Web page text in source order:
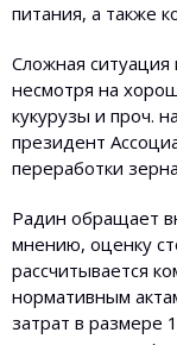
питания, а также
Сложная ситуация
несмотря на
кукурузы и проч.
президент
переработки
Радин обращает
мнению, оценку
рассчитывается
нормативным
затрат в размере